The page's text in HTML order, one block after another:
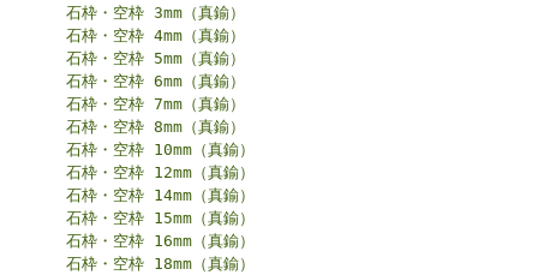
石枠・空枠 3mm（真鍮）
石枠・空枠 4mm（真鍮）
石枠・空枠 5mm（真鍮）
石枠・空枠 6mm（真鍮）
石枠・空枠 7mm（真鍮）
石枠・空枠 8mm（真鍮）
石枠・空枠 10mm（真鍮）
石枠・空枠 12mm（真鍮）
石枠・空枠 14mm（真鍮）
石枠・空枠 15mm（真鍮）
石枠・空枠 16mm（真鍮）
石枠・空枠 18mm（真鍮）